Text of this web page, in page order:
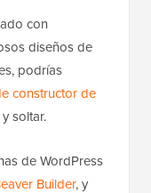
con
diseños de
podrías
constructor de
soltar.
de WordPress
Builder, y